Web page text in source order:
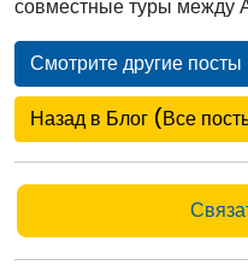
совместные туры между
Смотрите другие посты
Назад в Блог (Все